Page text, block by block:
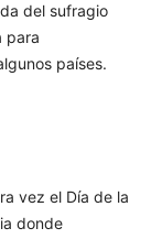
del sufragio
para
países.
vez el Día de la
donde